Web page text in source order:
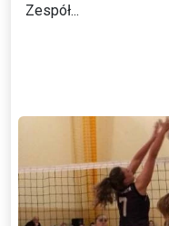
Zespół...